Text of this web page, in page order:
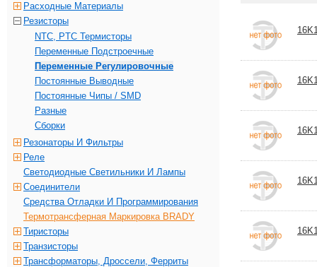
Расходные Материалы
Резисторы
NTC, PTC Термисторы
Переменные Подстроечные
Переменные Регулировочные
Постоянные Выводные
Постоянные Чипы / SMD
Разные
Сборки
Резонаторы И Фильтры
Реле
Светодиодные Светильники И Лампы
Соединители
Средства Отладки И Программирования
Термотрансферная Маркировка BRADY
Тиристоры
Транзисторы
Трансформаторы, Дроссели, Ферриты